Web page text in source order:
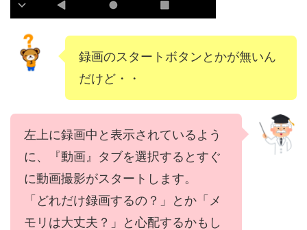
録画のスタートボタンとかが無いん
だけど・・
左上に録画中と表示されているよう
に、『動画』タブを選択するとすぐ
に動画撮影がスタートします。
「どれだけ録画するの？」とか「メ
モリは大丈夫？」と心配するかもし